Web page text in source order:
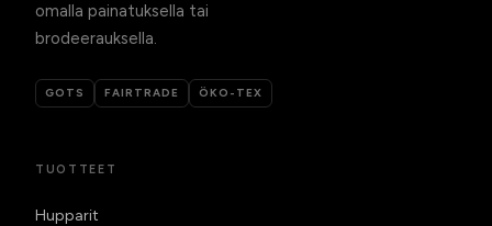
omalla painatuksella tai
brodeerauksella.
GOTS FAIRTRADE ÖKO-TEX
TUOTTEET
Hupparit